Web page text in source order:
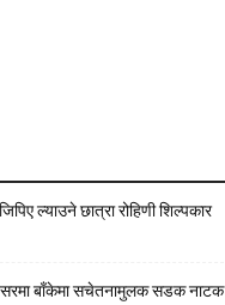
ल्याउने छात्रा रोहिणी शिल्पकार
बाँकेमा सचेतनामुलक सडक नाटक